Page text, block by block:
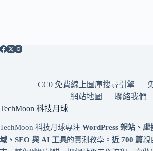
CC0 免費線上圖庫搜尋引擎
網站地圖
聯絡我們
TechMoon 科技月球
TechMoon 科技月球專注 WordPress 架站、虛
域、SEO 與 AI 工具的實測教學。 近 700 篇親